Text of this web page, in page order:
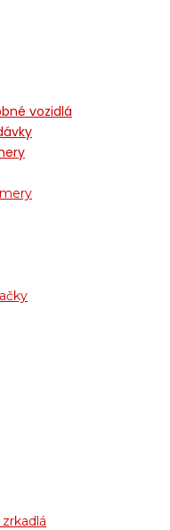
vozidlá